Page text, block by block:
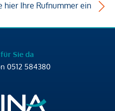
hier Ihre Rufnummer ein
Sie da
0512 584380